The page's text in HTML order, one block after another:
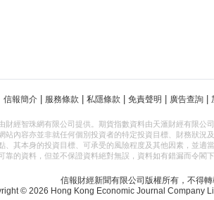
信報簡介 服務條款 私隱條款 免責聲明 廣告查詢
財經智珠網有限公司提供。期貨指數資料由天滙財經有限公
站內容亦並非就任何個別投資者的特定投資目標、財務狀況
、其本身的投資目標、可承受的風險程度及其他因素，並適
靠的資料，但並不保證資料絕對無誤，資料如有錯漏而令閣
信報財經新聞有限公司版權所有，不得轉
© 2026 Hong Kong Economic Journal Company